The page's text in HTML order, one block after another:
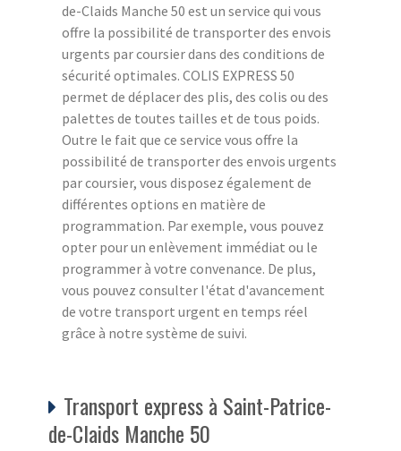
de-Claids Manche 50 est un service qui vous
offre la possibilité de transporter des envois
urgents par coursier dans des conditions de
sécurité optimales. COLIS EXPRESS 50
permet de déplacer des plis, des colis ou des
palettes de toutes tailles et de tous poids.
Outre le fait que ce service vous offre la
possibilité de transporter des envois urgents
par coursier, vous disposez également de
différentes options en matière de
programmation. Par exemple, vous pouvez
opter pour un enlèvement immédiat ou le
programmer à votre convenance. De plus,
vous pouvez consulter l'état d'avancement
de votre transport urgent en temps réel
grâce à notre système de suivi.
Transport express à Saint-Patrice-
de-Claids Manche 50